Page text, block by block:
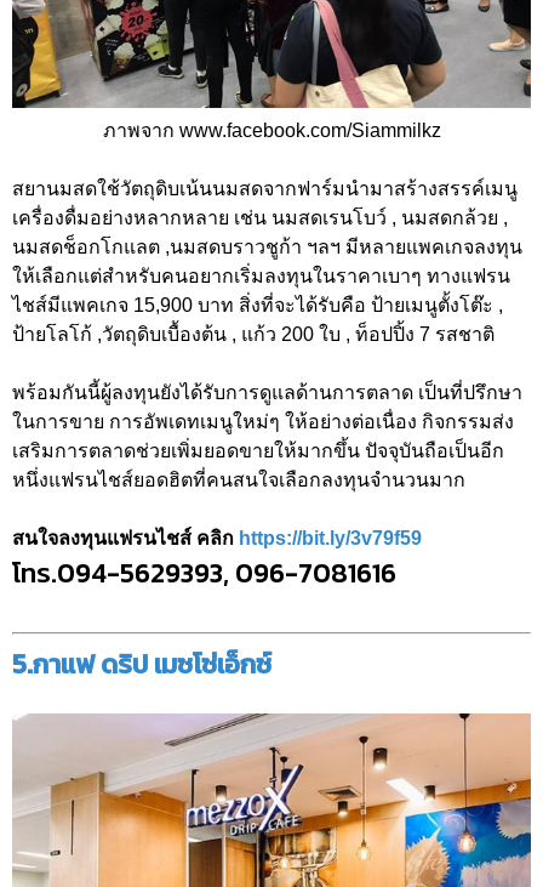
ภาพจาก www.facebook.com/Siammilkz
สยานมสดใช้วัตถุดิบเน้นนมสดจากฟาร์มนำมาสร้างสรรค์เมนู
เครื่องดื่มอย่างหลากหลาย เช่น นมสดเรนโบว์ , นมสดกล้วย ,
นมสดช็อกโกแลต ,นมสดบราวชูก้า ฯลฯ มีหลายแพคเกจลงทุน
ให้เลือกแต่สำหรับคนอยากเริ่มลงทุนในราคาเบาๆ ทางแฟรน
ไชส์มีแพคเกจ 15,900 บาท สิ่งที่จะได้รับคือ ป้ายเมนูตั้งโต๊ะ ,
ป้ายโลโก้ ,วัตถุดิบเบื้องต้น , แก้ว 200 ใบ , ท็อปปิ้ง 7 รสชาติ
พร้อมกันนี้ผู้ลงทุนยังได้รับการดูแลด้านการตลาด เป็นที่ปรึกษา
ในการขาย การอัพเดทเมนูใหม่ๆ ให้อย่างต่อเนื่อง กิจกรรมส่ง
เสริมการตลาดช่วยเพิ่มยอดขายให้มากขึ้น ปัจจุบันถือเป็นอีก
หนึ่งแฟรนไชส์ยอดฮิตที่คนสนใจเลือกลงทุนจำนวนมาก
สนใจลงทุนแฟรนไชส์ คลิก https://bit.ly/3v79f59
โทร.094-5629393, 096-7081616
5.กาแฟ ดริป เมซโซ่เอ็กซ์